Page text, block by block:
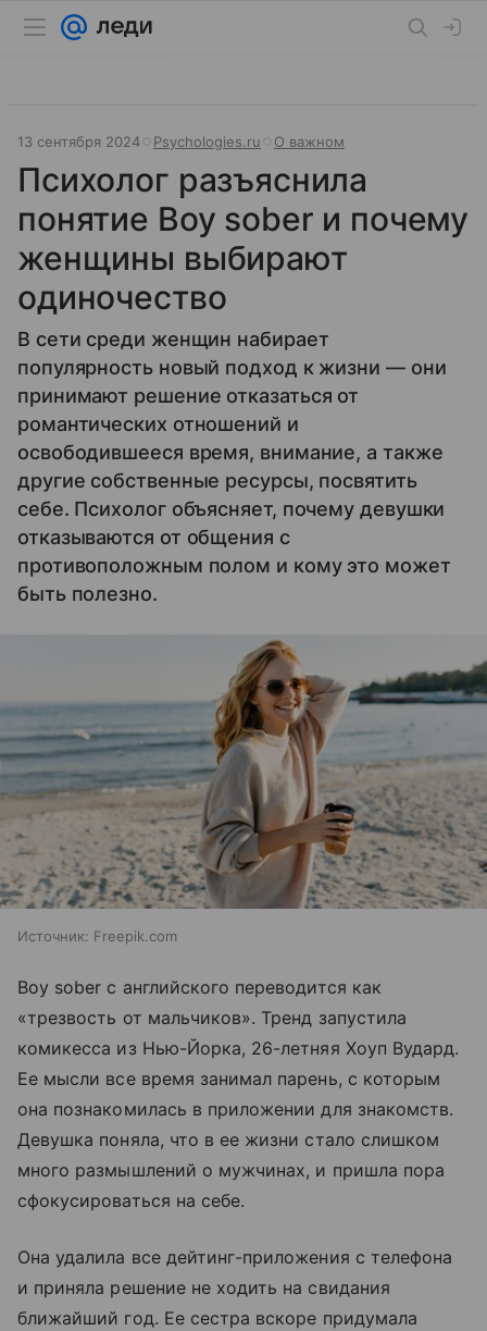
13 сентября 2024 Psychologies.ru О важном
Психолог разъяснила
понятие Boy sober и почему
женщины выбирают
одиночество
В сети среди женщин набирает
популярность новый подход к жизни — они
принимают решение отказаться от
романтических отношений и
освободившееся время, внимание, а также
другие собственные ресурсы, посвятить
себе. Психолог объясняет, почему девушки
отказываются от общения с
противоположным полом и кому это может
быть полезно.
Источник: Freepik.com
Boy sober с английского переводится как
«трезвость от мальчиков». Тренд запустила
комикесса из Нью-Йорка, 26-летняя Хоуп Вудард.
Ее мысли все время занимал парень, с которым
она познакомилась в приложении для знакомств.
Девушка поняла, что в ее жизни стало слишком
много размышлений о мужчинах, и пришла пора
сфокусироваться на себе.
Она удалила все дейтинг-приложения с телефона
и приняла решение не ходить на свидания
ближайший год. Ее сестра вскоре придумала